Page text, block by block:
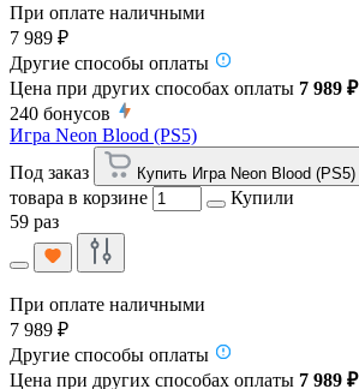
При оплате наличными
7 989 ₽
Другие способы оплаты
Цена при других способах оплаты 7 989 ₽
240 бонусов
Игра Neon Blood (PS5)
Под заказ
Купить Игра Neon Blood (PS5)
товара в корзине
Купили
59 раз
При оплате наличными
7 989 ₽
Другие способы оплаты
Цена при других способах оплаты 7 989 ₽